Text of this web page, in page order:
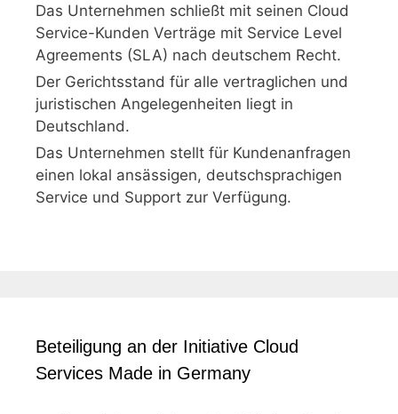
Das Unternehmen schließt mit seinen Cloud
Service-Kunden Verträge mit Service Level
Agreements (SLA) nach deutschem Recht.
Der Gerichtsstand für alle vertraglichen und
juristischen Angelegenheiten liegt in
Deutschland.
Das Unternehmen stellt für Kundenanfragen
einen lokal ansässigen, deutschsprachigen
Service und Support zur Verfügung.
Beteiligung an der Initiative Cloud
Services Made in Germany